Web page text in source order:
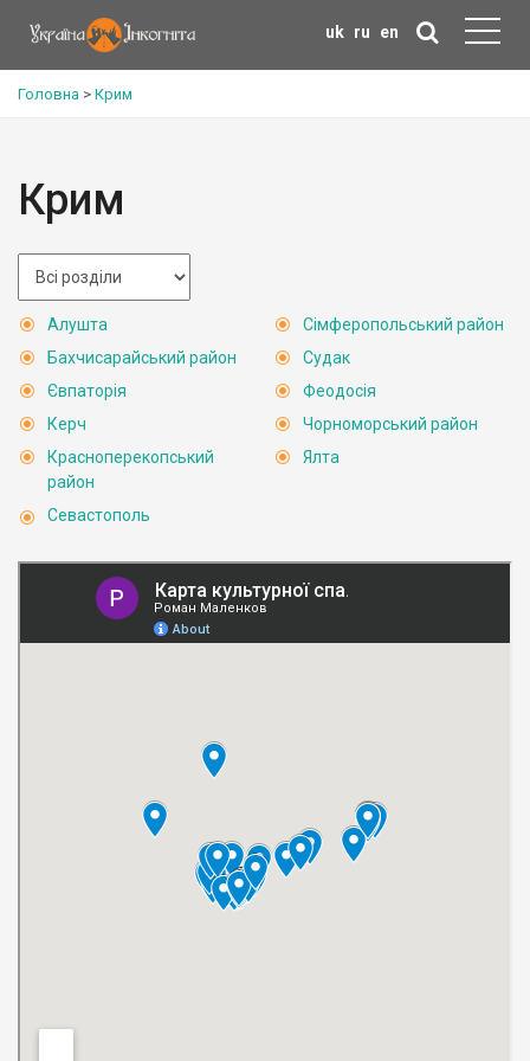
uk ru en
Головна > Крим
Крим
Алушта
Бахчисарайський район
Євпаторія
Керч
Красноперекопський
район
Севастополь
Сімферопольський район
Судак
Феодосія
Чорноморський район
Ялта